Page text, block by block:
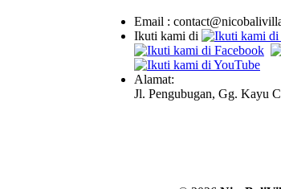
Email :
Ikuti kami di
Alamat:
Jl. Pengubugan, Gg. Kayu